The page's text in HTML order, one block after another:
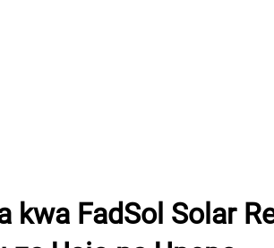
kwa FadSol Solar